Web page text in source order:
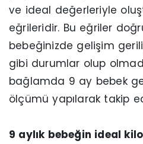
ve ideal değerleriyle
eğrileridir. Bu eğriler
bebeğinizde gelişim
gibi durumlar olup
bağlamda 9 ay bebek
ölçümü yapılarak takip
9 aylık bebeğin ideal